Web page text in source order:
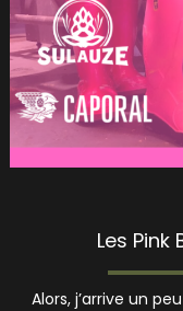
Les
Alors, j’arrive un